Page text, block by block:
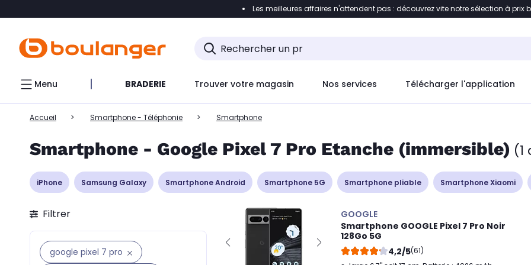
Accéder directement à la liste des produits Accéder directement au
Accéder directement au chatbot
Les meilleures affaires n'attendent pas : découvrez vite notre sélection à prix
Menu BRADERIE Trouver votre magasin Nos services Télécharger l'application
Accueil Smartphone - Téléphonie Smartphone
Smartphone - Google Pixel 7 Pro Etanche (immersible)
iPhone Samsung Galaxy Smartphone Android Smartphone 5G Smartphone pliable Smartphone Xiaomi
Filtrer
google pixel 7 pro
GOOGLE
Smartphone GOOGLE Pixel 7 Pro Noir
128Go 5G
4,2/5(61)